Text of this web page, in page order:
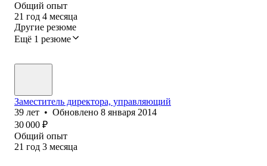
Общий опыт
21 год 4 месяца
Другие резюме
Ещё 1 резюме
Заместитель директора, управляющий
39 лет • Обновлено 8 января 2014
30 000 ₽
Общий опыт
21 год 3 месяца